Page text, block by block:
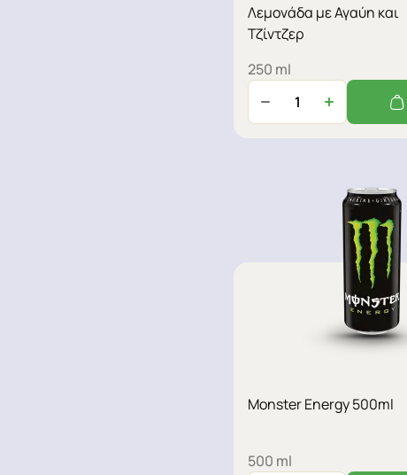
Λεμονάδα με Αγαύη και
Τζίντζερ
250 ml
Monster Energy 500ml
500 ml